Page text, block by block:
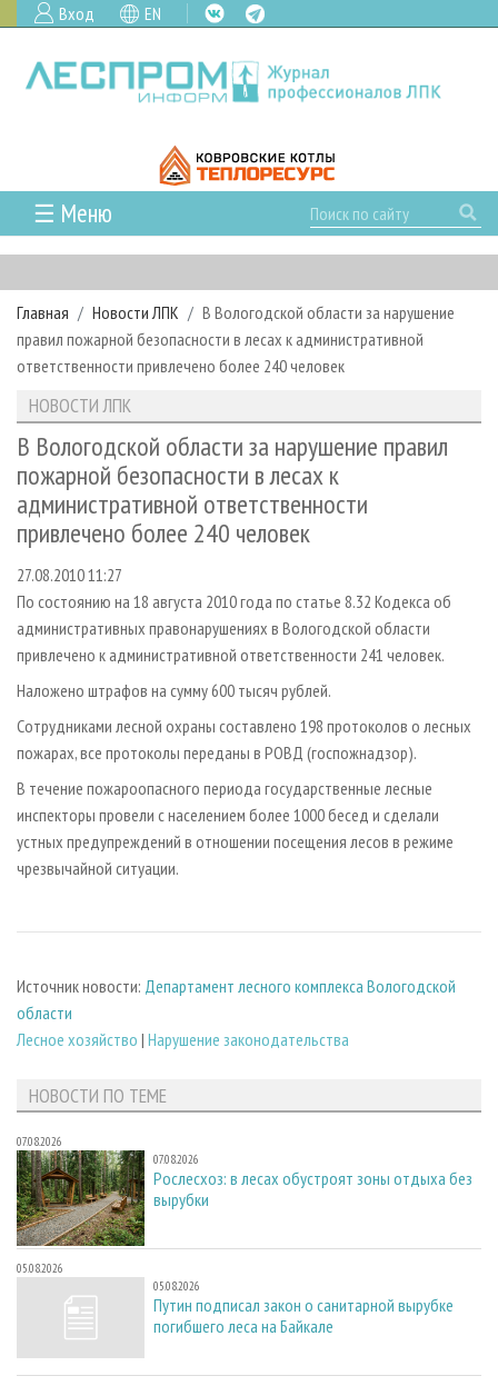
Вход EN
☰ Меню
ГЛАВНАЯ
РУБРИКИ И ТЕМЫ
РУБРИКИ ЖУРНАЛА
ЛЕСНОЕ ХОЗЯЙСТВО
ЛЕСОЗАГОТОВКА
ЛЕСОПИЛЕНИЕ
ДЕРЕВООБРАБОТКА
СУШКА ДРЕВЕСИНЫ
ПРОИЗВОДСТВО ДРЕВЕСНЫХ ПЛИТ
ДЕРЕВЯННОЕ ДОМОСТРОЕНИЕ
ПРОИЗВОДСТВО МЕБЕЛИ
БИОЭНЕРГЕТИКА
ЦБП
ИНСТРУМЕНТ И МАТЕРИАЛЫ
НОВОСТИ
КАЛЕНДАРЬ СОБЫТИЙ
НОВОСТИ ЛПК
НОВОСТИ ЖУРНАЛА
НОВОСТИ КОМПАНИЙ
ПРОЕКТЫ ЛПИ
АНАЛИТИКА
ПРЕДПРИЯТИЯ ЛПК
ЛЕСНЫЕ РЕГИОНЫ РОССИИ
ПЕРСОНЫ
МОБИЛЬНЫЕ ВЫСТАВКИ
ОФИЦИАЛЬНЫЕ ДЕЛЕГАЦИИ
ПРИОРИТЕТНЫЕ ИНВЕСТПРОЕКТЫ
RUSSIAN FORESTRY REVIEW
ГАЗЕТА ЛЕСПРОМФОРУМ
БИБЛИОТЕКА СПЕЦИАЛИСТА
АРХИВ
АРХИВ ЖУРНАЛОВ
СТАТЬИ
О ЖУРНАЛЕ
ПОДПИСКА
КОНТАКТЫ
РЕКЛАМОДАТЕЛЯМ
РЕКЛАМА
Главная Новости ЛПК
В Вологодской области за нарушение
правил пожарной безопасности в лесах к административной
ответственности привлечено более 240 человек
НОВОСТИ ЛПК
В Вологодской области за нарушение правил
пожарной безопасности в лесах к
административной ответственности
привлечено более 240 человек
27.08.2010 11:27
По состоянию на 18 августа 2010 года по статье 8.32 Кодекса об
административных правонарушениях в Вологодской области
привлечено к административной ответственности 241 человек.
Наложено штрафов на сумму 600 тысяч рублей.
Сотрудниками лесной охраны составлено 198 протоколов о лесных
пожарах, все протоколы переданы в РОВД (госпожнадзор).
В течение пожароопасного периода государственные лесные
инспекторы провели с населением более 1000 бесед и сделали
устных предупреждений в отношении посещения лесов в режиме
чрезвычайной ситуации.
Источник новости: Департамент лесного комплекса Вологодской
области
Лесное хозяйство | Нарушение законодательства
НОВОСТИ ПО ТЕМЕ
07.08.2026
07.08.2026
Рослесхоз: в лесах обустроят зоны отдыха без
вырубки
05.08.2026
05.08.2026
Путин подписал закон о санитарной вырубке
погибшего леса на Байкале